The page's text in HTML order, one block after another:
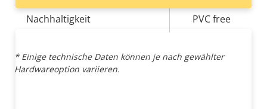
Nachhaltigkeit PVC free
* Einige technische Daten können je nach gewählter
Hardwareoption variieren.